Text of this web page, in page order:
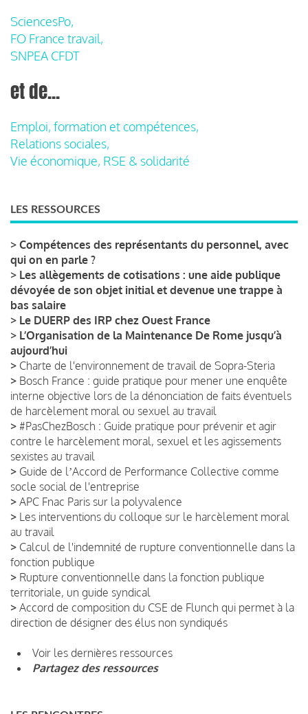
SciencesPo,
FO France travail,
SNPEA CFDT
et de...
Emploi, formation et compétences,
Relations sociales,
Vie économique, RSE & solidarité
LES RESSOURCES
> Compétences des représentants du personnel, avec
qui on en parle ?
> Les allègements de cotisations : une aide publique
dévoyée de son objet initial et devenue une trappe à
bas salaire
> Le DUERP des IRP chez Ouest France
> L’Organisation de la Maintenance De Rome jusqu’à
aujourd’hui
> Charte de l'environnement de travail de Sopra-Steria
> Bosch France : guide pratique pour mener une enquête
interne objective lors de la dénonciation de faits éventuels
de harcèlement moral ou sexuel au travail
> #PasChezBosch : Guide pratique pour prévenir et agir
contre le harcèlement moral, sexuel et les agissements
sexistes au travail
> Guide de lʼAccord de Performance Collective comme
socle social de l'entreprise
> APC Fnac Paris sur la polyvalence
> Les interventions du colloque sur le harcèlement moral
au travail
> Calcul de l'indemnité de rupture conventionnelle dans la
fonction publique
> Rupture conventionnelle dans la fonction publique
territoriale, un guide syndical
> Accord de composition du CSE de Flunch qui permet à la
direction de désigner des élus non syndiqués
Voir les dernières ressources
Partagez des ressources